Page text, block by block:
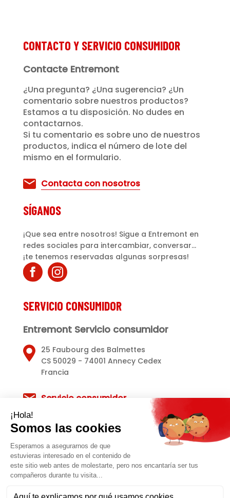
CONTACTO Y SERVICIO CONSUMIDOR
Contacte Entremont
¿Una pregunta? ¿Una sugerencia? ¿Un
comentario sobre nuestros productos?
Estamos a tu disposición. No dudes en
contactarnos.
Si tu comentario es sobre uno de nuestros
productos, indica el número de lote del
mismo en el formulario.
Contacta con nosotros
SÍGANOS
¡Que sea entre nosotros! Sigue a Entremont en
redes sociales para intercambiar, conversar...
¡te tenemos reservadas algunas sorpresas!
SERVICIO CONSUMIDOR
Entremont Servicio consumidor
25 Faubourg des Balmettes
CS 50029 - 74001 Annecy Cedex
Francia
Servicio consumidor
Avisos legales Política de privacidad